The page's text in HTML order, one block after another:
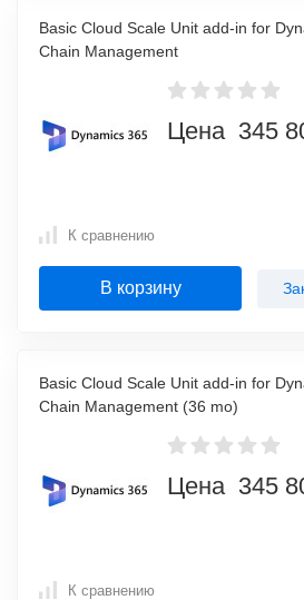
Basic Cloud Scale Unit add-in for
Chain Management
Цена 345
К сравнению
В корзину
Basic Cloud Scale Unit add-in for
Chain Management (36 mo)
Цена 345
К сравнению